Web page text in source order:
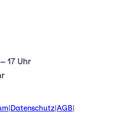
17 Uhr
Datenschutz AGB